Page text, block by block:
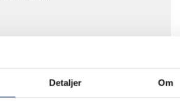
Detaljer Om
Bank årlige generalforsamling med